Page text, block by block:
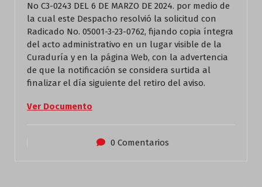
No C3-0243 DEL 6 DE MARZO DE 2024. por medio de
la cual este Despacho resolvió la solicitud con
Radicado No. 05001-3-23-0762, fijando copia íntegra
del acto administrativo en un lugar visible de la
Curaduría y en la página Web, con la advertencia
de que la notificación se considera surtida al
finalizar el día siguiente del retiro del aviso.
Ver Documento
0 Comentarios